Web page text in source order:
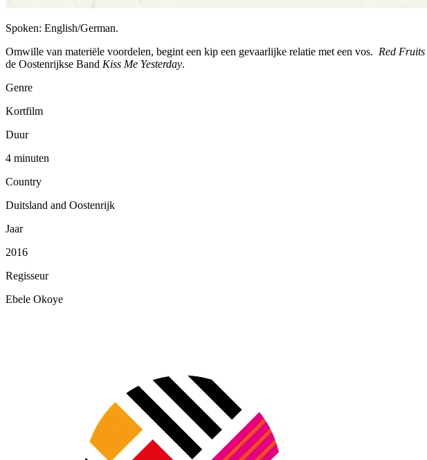
Spoken: English/German.
Omwille van materiële voordelen, begint een kip een gevaarlijke relatie met een vos. Red Fruits
de Oostenrijkse Band Kiss Me Yesterday.
Genre
Kortfilm
Duur
4 minuten
Country
Duitsland and Oostenrijk
Jaar
2016
Regisseur
Ebele Okoye